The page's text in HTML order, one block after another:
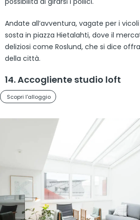
Andate all’avventura, vagate per i
sosta in piazza Hietalahti, dove il
deliziosi come Roslund, che si dice
della città.
14. Accogliente studio loft
Scopri l'alloggio